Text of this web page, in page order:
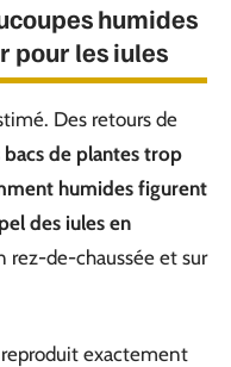
humides
pour les iules
Des retours de
bacs de plantes trop
humides figurent
des iules en
rez-de-chaussée et sur
reproduit exactement